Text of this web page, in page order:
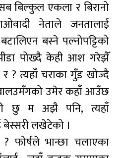
बिल्कुल एकला र बिरानो
नेताले जनतालाई
बस्ने पल्नोपट्टिको
पोख्दै केही आश गरेझैँ
? त्यहाँ चराका गुँड खोज्दै
उमेर कहाँ आउँछ
छु म अझै पनि, त्यहाँ
लखेटेको ।
भान्छा चलाएका